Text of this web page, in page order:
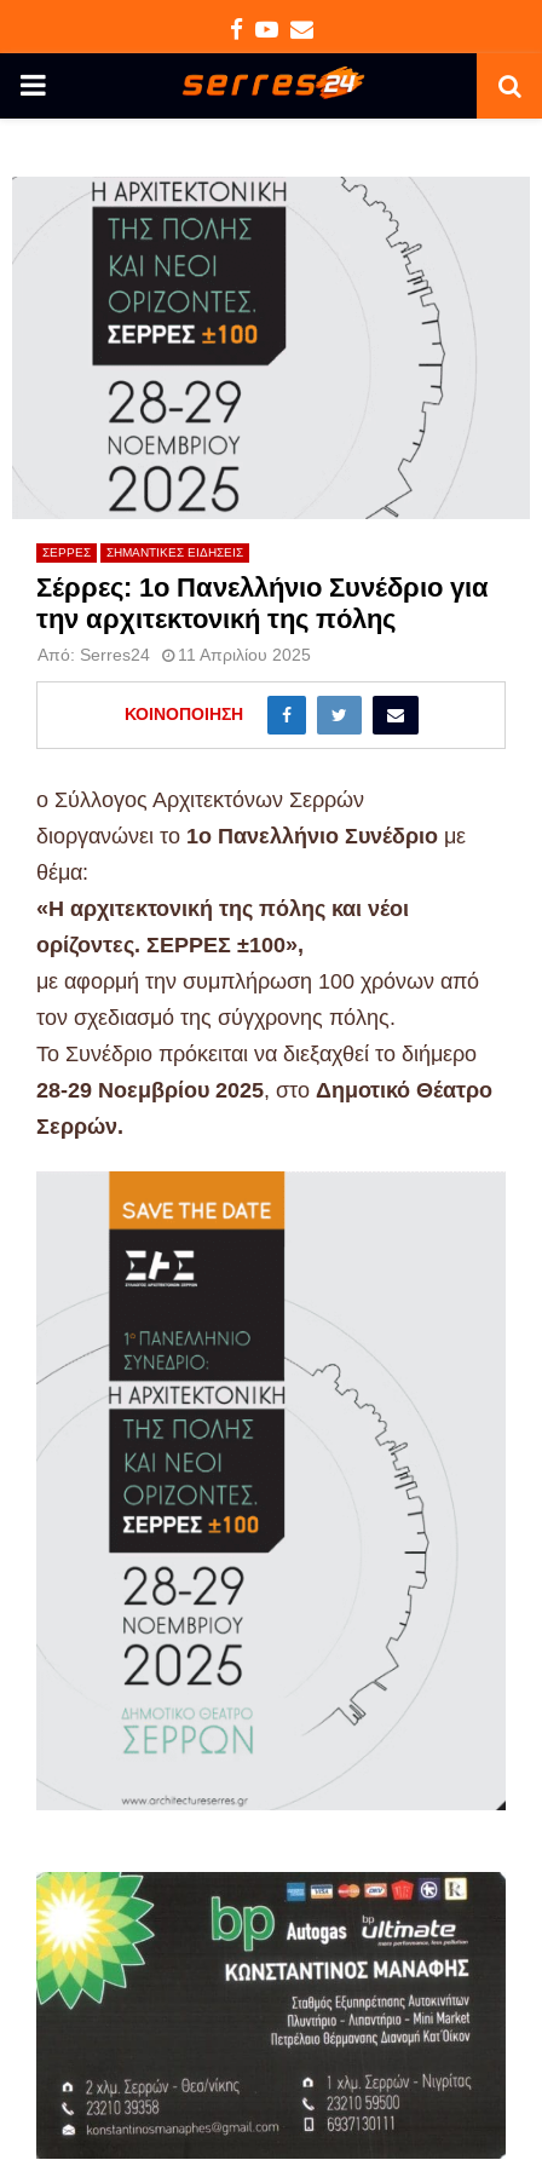
Facebook
Youtube
Email
PRIMARY
ΣΕΡΡΕΣ ΣΗΜΑΝΤΙΚΕΣ ΕΙΔΗΣΕΙΣ
Σέρρες: 1ο Πανελλήνιο Συνέδριο για
την αρχιτεκτονική της πόλης
Από: Serres24 11 Απριλίου 2025
ΚΟΙΝΟΠΟΊΗΣΗ
ο Σύλλογος Αρχιτεκτόνων Σερρών
διοργανώνει το 1ο Πανελλήνιο Συνέδριο με
θέμα:
«Η αρχιτεκτονική της πόλης και νέοι
ορίζοντες. ΣΕΡΡΕΣ ±100»,
με αφορμή την συμπλήρωση 100 χρόνων από
τον σχεδιασμό της σύγχρονης πόλης.
Το Συνέδριο πρόκειται να διεξαχθεί το διήμερο
28-29 Νοεμβρίου 2025, στο Δημοτικό Θέατρο
Σερρών.